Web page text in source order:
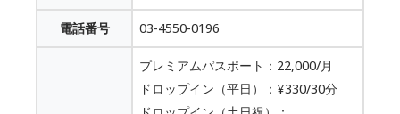
電話番号 03-4550-0196
プレミアムパスポート：22,000/月
ドロップイン（平日）：¥330/30分